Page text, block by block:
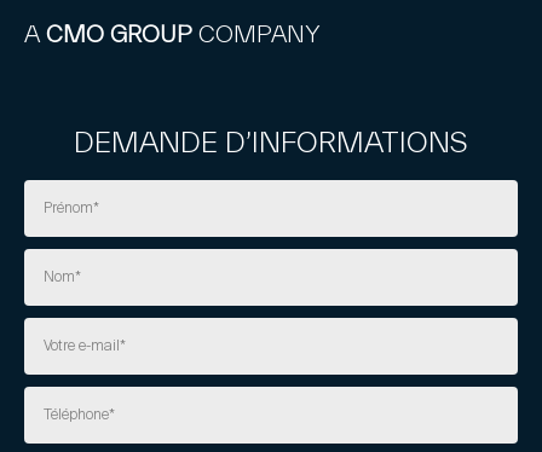
A CMO GROUP COMPANY
DEMANDE D’INFORMATIONS